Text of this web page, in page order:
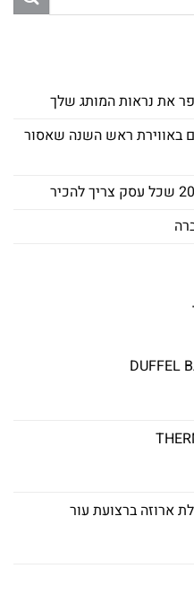
את נראות המותג שלך
באווירת ראש השנה שאסור
ארוזה ברצועת עור